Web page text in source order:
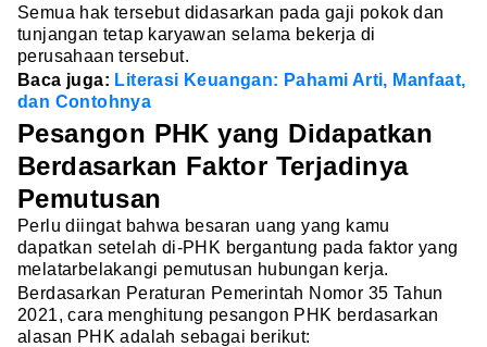
Semua hak tersebut didasarkan pada gaji pokok dan
tunjangan tetap karyawan selama bekerja di
perusahaan tersebut.
Baca juga: Literasi Keuangan: Pahami Arti, Manfaat,
dan Contohnya
Pesangon PHK yang Didapatkan
Berdasarkan Faktor Terjadinya
Pemutusan
Perlu diingat bahwa besaran uang yang kamu
dapatkan setelah di-PHK bergantung pada faktor yang
melatarbelakangi pemutusan hubungan kerja.
Berdasarkan Peraturan Pemerintah Nomor 35 Tahun
2021, cara menghitung pesangon PHK berdasarkan
alasan PHK adalah sebagai berikut: